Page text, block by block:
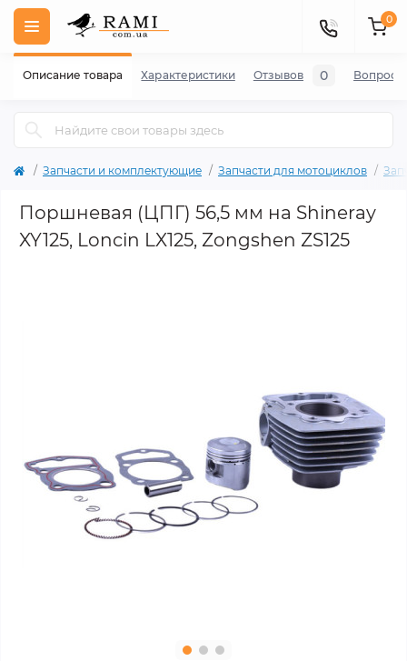
0
Запчасти и комплектующие Запчасти для мотоциклов
Поршневая (ЦПГ) 56,5 мм на Shineray
XY125, Loncin LX125, Zongshen ZS125
Описание товара Характеристики Отзывов 0 Вопросы